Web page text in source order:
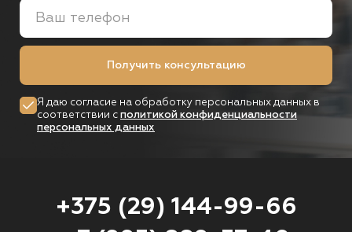
Получить консультацию
Я даю согласие на обработку персональных данных в
соответствии с политикой конфиденциальности
персональных данных
+375 (29) 144-99-66